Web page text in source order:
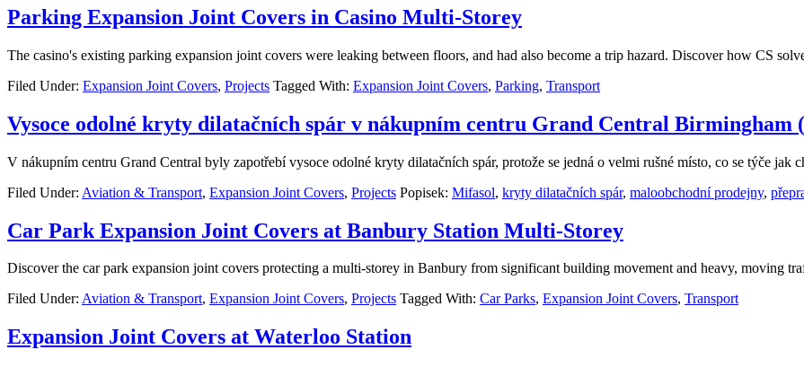
Parking Expansion Joint Covers in Casino Multi-Storey
The casino's existing parking expansion joint covers were leaking between floors, and had also become a trip hazard. Discover how CS
Filed Under: Expansion Joint Covers, Projects Tagged With: Expansion Joint Covers, Parking, Transport
Vysoce odolné kryty dilatačních spár v nákupním centru Grand Central Birmingham
V nákupním centru Grand Central byly zapotřebí vysoce odolné kryty dilatačních spár, protože se jedná o velmi rušné místo, co se týče jak
Filed Under: Aviation & Transport, Expansion Joint Covers, Projects Popisek: Mifasol, kryty dilatačních spár, maloobchodní prodejny,
Car Park Expansion Joint Covers at Banbury Station Multi-Storey
Discover the car park expansion joint covers protecting a multi-storey in Banbury from significant building movement and heavy, moving
Filed Under: Aviation & Transport, Expansion Joint Covers, Projects Tagged With: Car Parks, Expansion Joint Covers, Transport
Expansion Joint Covers at Waterloo Station